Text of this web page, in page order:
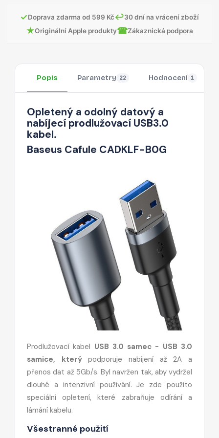
✓Doprava zdarma od 599 Kč↩30 dní na vrácení zboží
★Originální Apple produkty☎Zákaznická podpora
Popis Parametry 22 Hodnocení 1
Opletený a odolný datový a
nabíjecí prodlužovací USB3.0
kabel.
Baseus Cafule CADKLF-B0G
Prodlužovací kabel USB 3.0 samec - USB 3.0
samice, kterýpodporuje nabíjení až 2A a
přenos dat až 5Gb/s. Byl navržen tak, aby vydržel
dlouhé a intenzivní používání. Je zde použito
speciální opletení, které zabraňuje odírání a
lámání kabelu.
Všestranné použití